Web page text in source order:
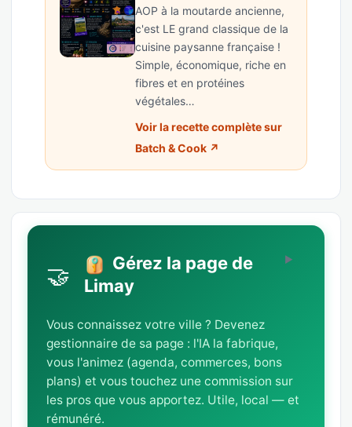
AOP à la moutarde ancienne,
c'est LE grand classique de la
cuisine paysanne française !
Simple, économique, riche en
fibres et en protéines
végétales…
Voir la recette complète sur
Batch & Cook ↗
🤝
Gérez la page de
Limay
Vous connaissez votre ville ? Devenez
gestionnaire de sa page : l'IA la fabrique,
vous l'animez (agenda, commerces, bons
plans) et vous touchez une commission sur
les pros que vous apportez. Utile, local — et
rémunéré.